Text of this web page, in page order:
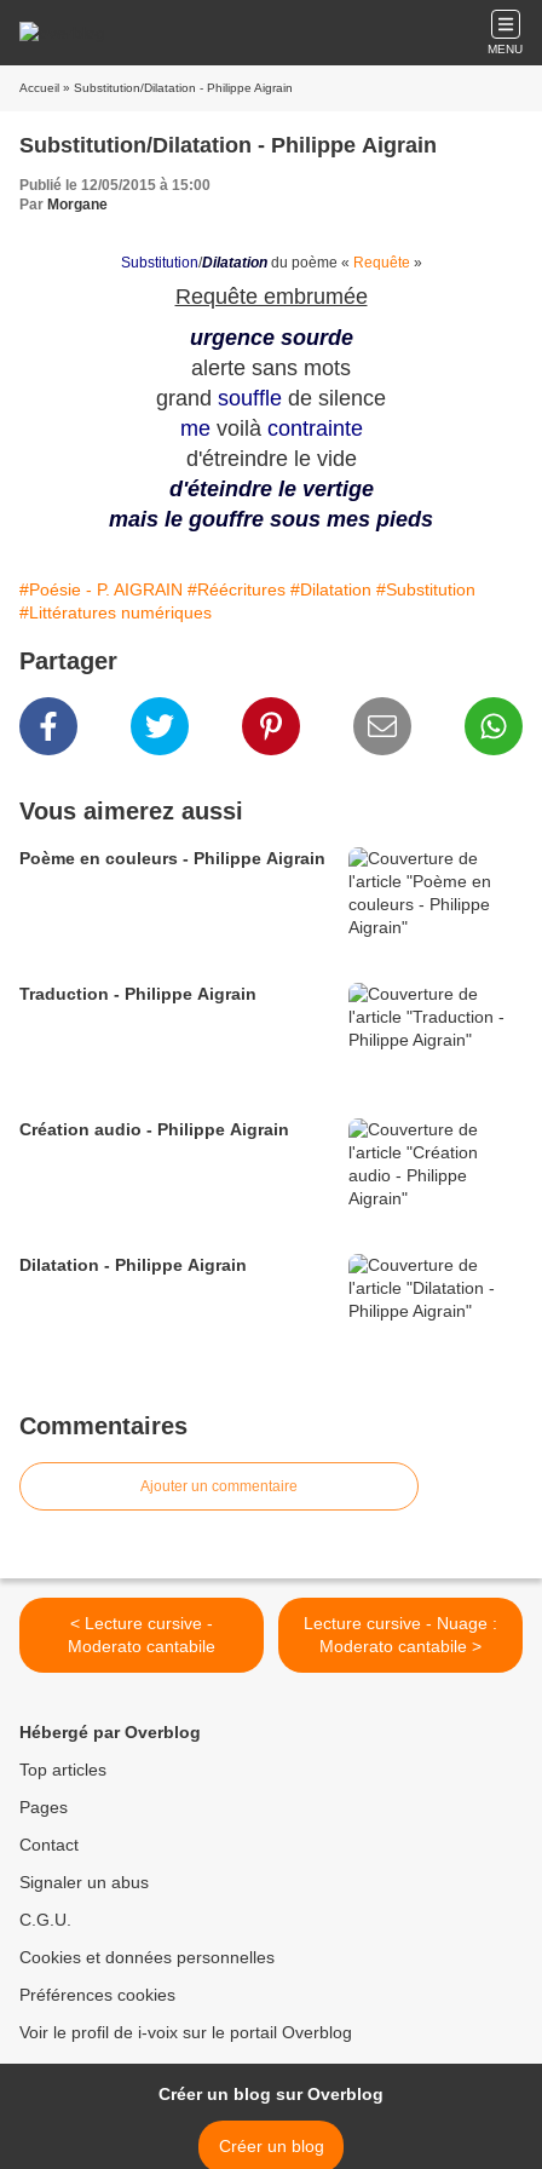
MENU
Accueil » Substitution/Dilatation - Philippe Aigrain
Substitution/Dilatation - Philippe Aigrain
Publié le 12/05/2015 à 15:00
Par Morgane
Substitution/Dilatationdu poème « Requête »
Requête embrumée
urgence sourde
alerte sans mots
grand souffle de silence
me voilà contrainte
d'étreindre le vide
d'éteindre le vertige
mais le gouffre sous mes pieds
#Poésie - P. AIGRAIN #Réécritures #Dilatation #Substitution
#Littératures numériques
Partager
Vous aimerez aussi
Poème en couleurs - Philippe Aigrain
Traduction - Philippe Aigrain
Création audio - Philippe Aigrain
Dilatation - Philippe Aigrain
Commentaires
Ajouter un commentaire
< Lecture cursive -
Moderato cantabile
Lecture cursive - Nuage :
Moderato cantabile >
Hébergé par Overblog
Top articles
Pages
Contact
Signaler un abus
C.G.U.
Cookies et données personnelles
Préférences cookies
Voir le profil de i-voix sur le portail Overblog
Créer un blog sur Overblog
Créer un blog